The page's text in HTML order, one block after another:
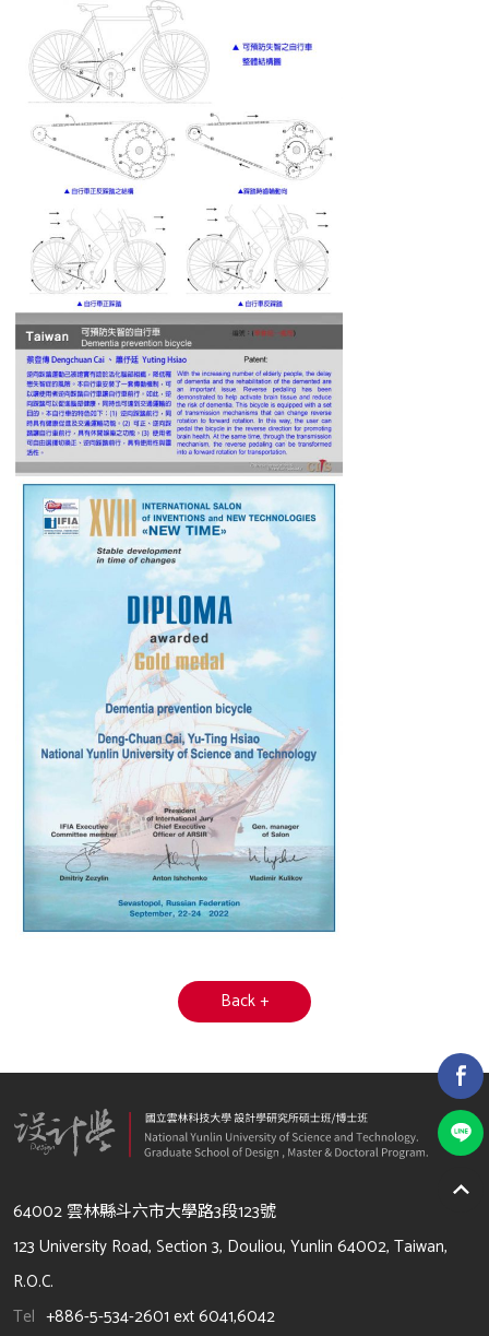
Back +
64002 雲林縣斗六市大學路3段123號
123 University Road, Section 3, Douliou, Yunlin 64002, Taiwan,
R.O.C.
Tel +886-5-534-2601 ext 6041,6042